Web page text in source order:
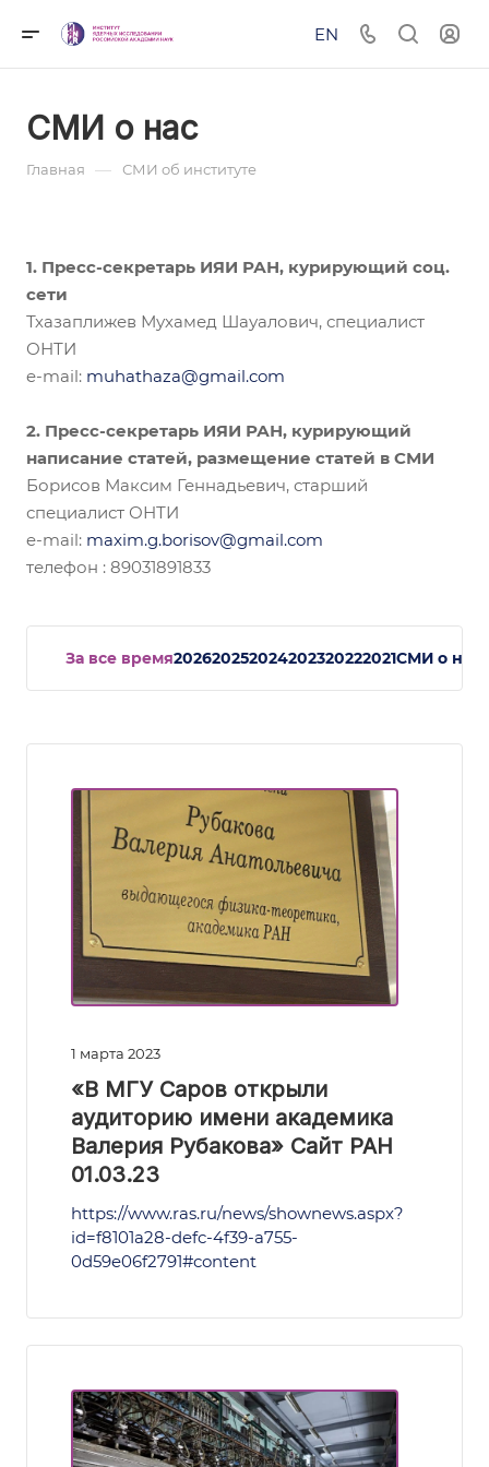
EN
СМИ о нас
Главная — СМИ об институте
1. Пресс-секретарь ИЯИ РАН, курирующий соц.
сети
Тхазаплижев Мухамед Шауалович, специалист
ОНТИ
e-mail: muhathaza@gmail.com
2. Пресс-секретарь ИЯИ РАН, курирующий
написание статей, размещение статей в СМИ
Борисов Максим Геннадьевич, старший
специалист ОНТИ
e-mail: maxim.g.borisov@gmail.com
телефон : 89031891833
За все время202620252024202320222021СМИ о нас.
1 марта 2023
«В МГУ Саров открыли
аудиторию имени академика
Валерия Рубакова» Сайт РАН
01.03.23
https://www.ras.ru/news/shownews.aspx?
id=f8101a28-defc-4f39-a755-
0d59e06f2791#content